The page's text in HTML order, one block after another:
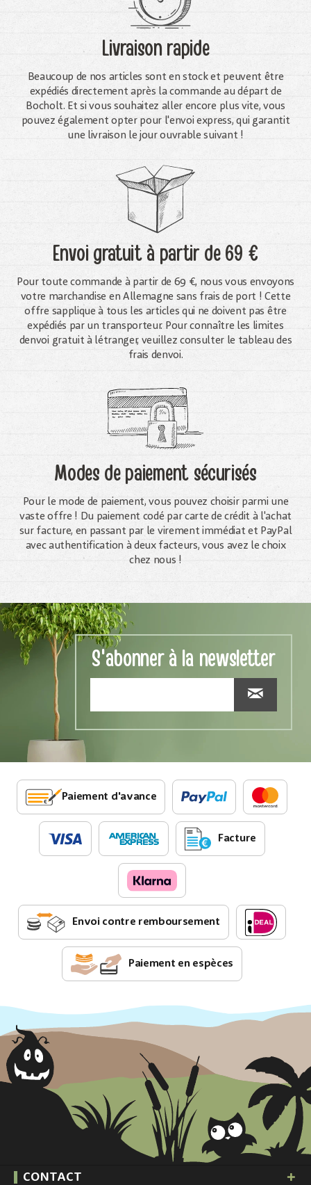
Livraison rapide
Beaucoup de nos articles sont en stock et peuvent être
expédiés directement après la commande au départ de
Bocholt. Et si vous souhaitez aller encore plus vite, vous
pouvez également opter pour l'envoi express, qui garantit
une livraison le jour ouvrable suivant !
Envoi gratuità partir de 69 €
Pour toute commande à partir de 69 €, nous vous envoyons
votre marchandise en Allemagne sans frais de port ! Cette
offre sapplique à tous les articles qui ne doivent pas être
expédiés par un transporteur. Pour connaître les limites
denvoi gratuit à létranger, veuillez consulter le tableau des
frais denvoi.
Modes de paiement sécurisés
Pour le mode de paiement, vous pouvez choisir parmi une
vaste offre ! Du paiement codé par carte de crédit à l'achat
sur facture, en passant par le virement immédiat et PayPal
avec authentification à deux facteurs, vous avez le choix
chez nous !
S'abonner à la newsletter
Paiement d'avance
Facture
Envoi contre remboursement
Paiement en espèces
CONTACT